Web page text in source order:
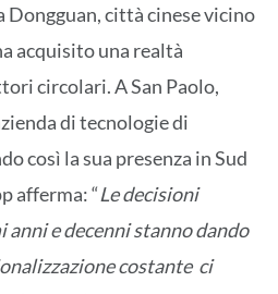
Dongguan, città cinese vicino
acquisito una realtà
circolari. A San Paolo,
di tecnologie di
così la sua presenza in Sud
afferma: “Le decisioni
e decenni stanno dando
costante ci